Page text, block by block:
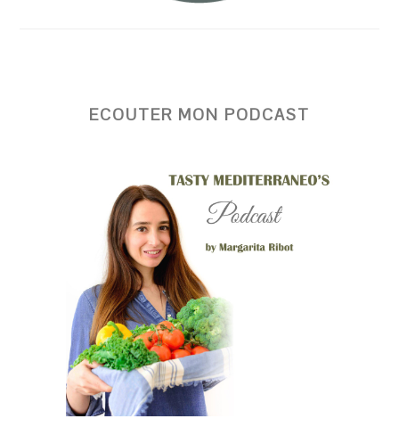
ECOUTER MON PODCAST